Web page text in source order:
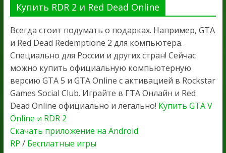
Купить RDR 2 и Red Dead Online
Всегда стоит подумать о подарках. Например, GTA
и Red Dead Redemptione 2 для компьютера.
Специально для России и других стран! Сейчас
можно купить официальную компьютерную
версию GTA 5 и GTA Online с активацией в Rockstar
Games Social Club. Играйте в ГТА Онлайн и Red
Dead Online официально и легально! Купить GTA V
Online и RDR 2
Скачать приложение на Android
RP / Бесплатные игры